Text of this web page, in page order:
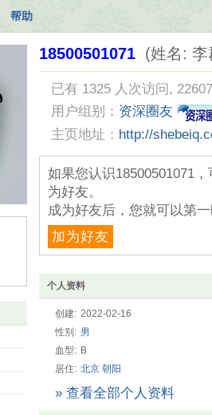
帮助
18500501071 (姓名: 李
已有 1325 人次访问,
用户组别： 资深圈友
主页地址： http://
如果您认识18500501071
为好友。
成为好友后，您就可以第
加为好友
个人资料
创建: 2022-02-16
性别: 男
血型: B
居住: 北京 朝阳
» 查看全部个人资料